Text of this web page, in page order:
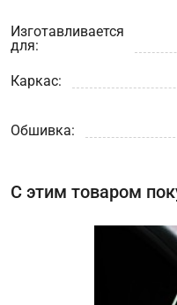
Цифра с картинки
Изготавливается
для:
Каркас:
Обшивка:
С этим товаром